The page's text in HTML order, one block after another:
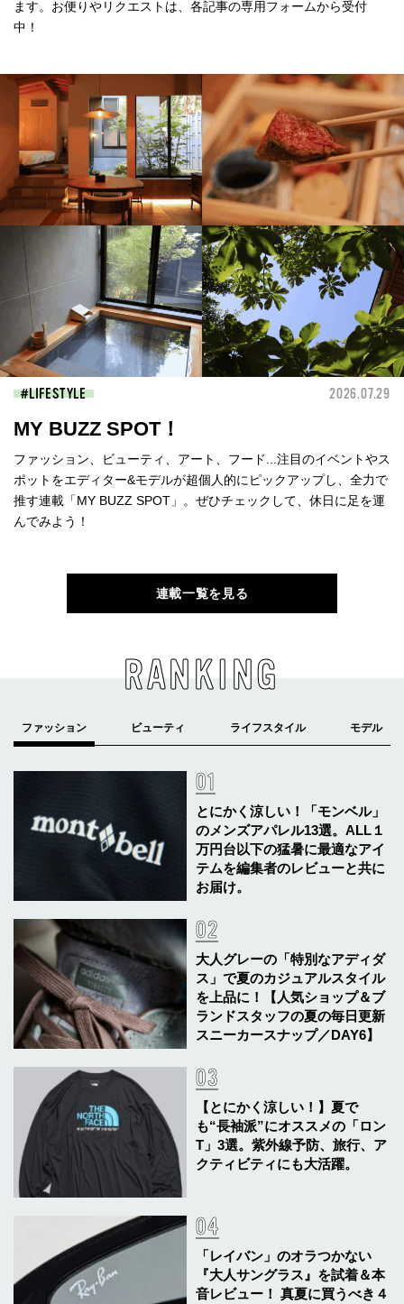
ます。お便りやリクエストは、各記事の専用フォームから受付
中！
LIFESTYLE 2026.07.29
MY BUZZ SPOT！
ファッション、ビューティ、アート、フード...注目のイベントやス
ポットをエディター&モデルが超個人的にピックアップし、全力で
推す連載「MY BUZZ SPOT」。ぜひチェックして、休日に足を運
んでみよう！
連載一覧を見る
RANKING
とにかく涼しい！「モンベル」
のメンズアパレル13選。ALL１
万円台以下の猛暑に最適なアイ
テムを編集者のレビューと共に
お届け。
大人グレーの「特別なアディダ
ス」で夏のカジュアルスタイル
を上品に！【人気ショップ＆ブ
ランドスタッフの夏の毎日更新
スニーカースナップ／DAY6】
【とにかく涼しい！】夏で
も“長袖派”にオススメの「ロン
T」3選。紫外線予防、旅行、ア
クティビティにも大活躍。
「レイバン」のオラつかない
『大人サングラス』を試着＆本
音レビュー！ 真夏に買うべき４